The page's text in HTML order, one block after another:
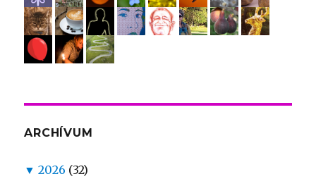
ARCHÍVUM
▼ 2026 (32)